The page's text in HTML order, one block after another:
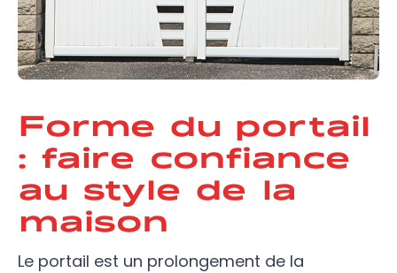
Forme du portail
: faire confiance
au style de la
maison
Le portail est un prolongement de la